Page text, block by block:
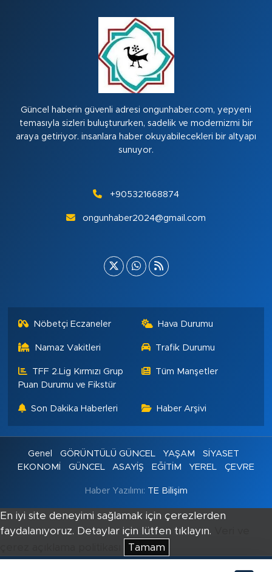
Güncel haberin güvenli adresi ongunhaber.com, yepyeni
temasıyla sizleri buluştururken, sadelik ve modernizmi bir
araya getiriyor. insanlara haber okuyabilecekleri bir altyapı
sunuyor.
+905321668874
ongunhaber2024@gmail.com
Nöbetçi Eczaneler Hava Durumu
Namaz Vakitleri Trafik Durumu
TFF 2.Lig Kırmızı Grup
Puan Durumu ve Fikstür
Tüm Manşetler
Son Dakika Haberleri Haber Arşivi
Genel GÖRÜNTÜLÜ GÜNCEL YAŞAM
SİYASET
EKONOMİ
GÜNCEL ASAYİŞ EĞİTİM YEREL ÇEVRE
Haber Yazılımı: TE Bilişim
En iyi site deneyimi sağlamak için çerezlerden
faydalanıyoruz. Detaylar için lütfen tıklayın.
Tamam